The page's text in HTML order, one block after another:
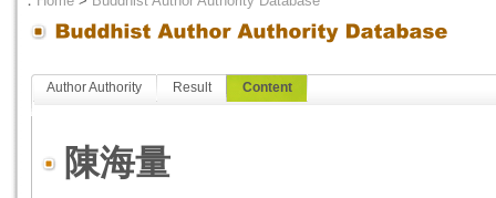
Author Authority Result Content
陳海量